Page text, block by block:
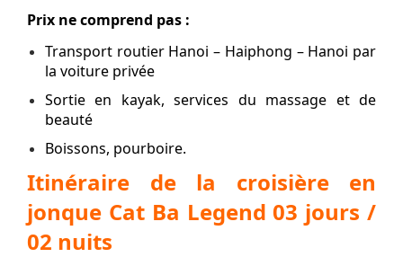
Prix ne comprend pas :
Transport routier Hanoi – Haiphong – Hanoi par
la voiture privée
Sortie en kayak, services du massage et de
beauté
Boissons, pourboire.
Itinéraire de la croisière en
jonque Cat Ba Legend 03 jours /
02 nuits